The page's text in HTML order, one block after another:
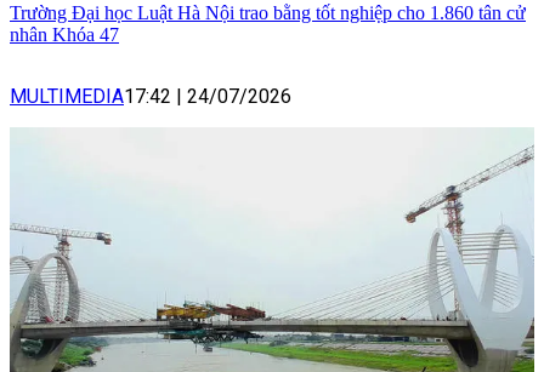
Trường Đại học Luật Hà Nội trao bằng tốt nghiệp cho 1.860 tân cử
nhân Khóa 47
MULTIMEDIA17:42 | 24/07/2026